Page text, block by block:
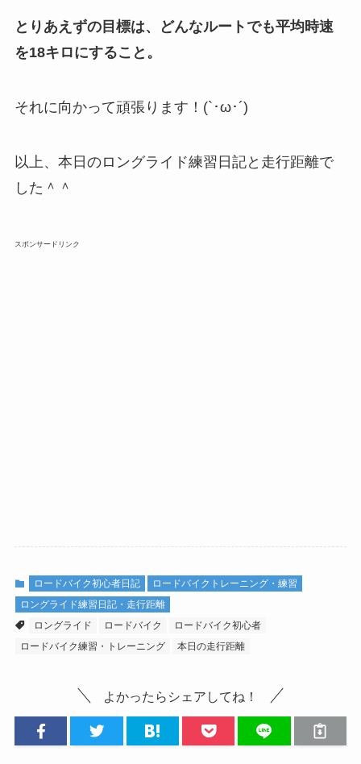
とりあえずの目標は、どんなルートでも平均時速
を18キロにすること。
それに向かって頑張ります！(`･ω･´)
以上、本日のロングライド練習日記と走行距離で
した＾＾
スポンサードリンク
ロードバイク初心者日記
ロードバイクトレーニング・練習
ロングライド練習日記・走行距離
ロングライド
ロードバイク
ロードバイク初心者
ロードバイク練習・トレーニング
本日の走行距離
よかったらシェアしてね！